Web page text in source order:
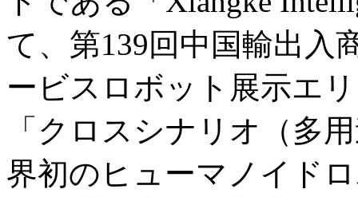
て、第139回中国輸出入
ービスロボット展示エ
「クロスシナリオ（多
界初のヒューマノイド